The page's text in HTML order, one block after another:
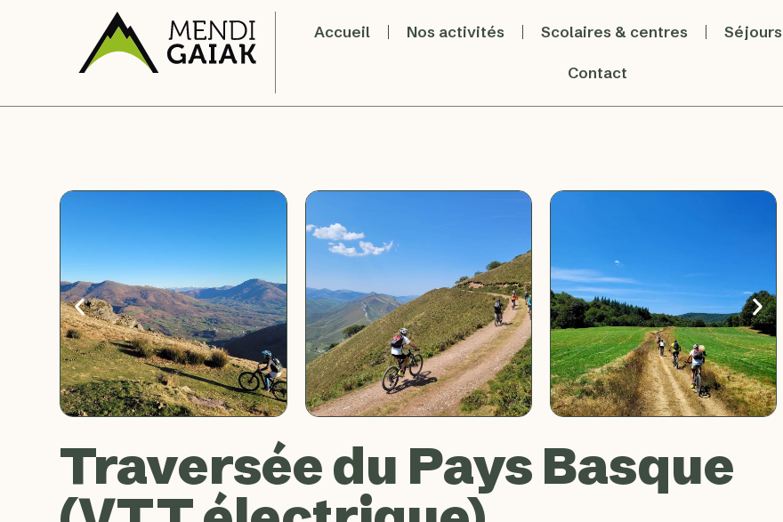
Accueil Nos activités Scolaires & centres Séjours
Contact
Traversée du Pays Basque